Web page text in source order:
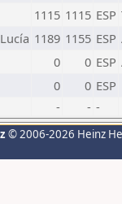
1115 1115 ESP
1189 1155 ESP
0 0 ESP
0 0 ESP
- - -
© 2006-2026 Heinz